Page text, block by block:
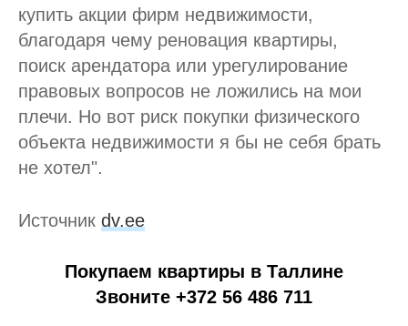
купить акции фирм недвижимости,
благодаря чему реновация квартиры,
поиск арендатора или урегулирование
правовых вопросов не ложились на мои
плечи. Но вот риск покупки физического
объекта недвижимости я бы не себя брать
не хотел".
Источник dv.ee
Покупаем квартиры в Таллине
Звоните +372 56 486 711